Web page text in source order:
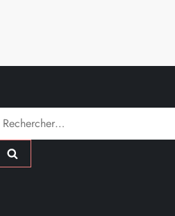
Rechercher :